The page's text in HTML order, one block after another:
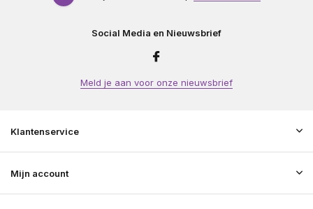
Social Media en Nieuwsbrief
Meld je aan voor onze nieuwsbrief
Klantenservice
Mijn account